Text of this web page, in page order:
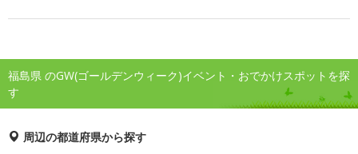
福島県 のGW(ゴールデンウィーク)イベント・おでかけスポットを探
す
周辺の都道府県から探す